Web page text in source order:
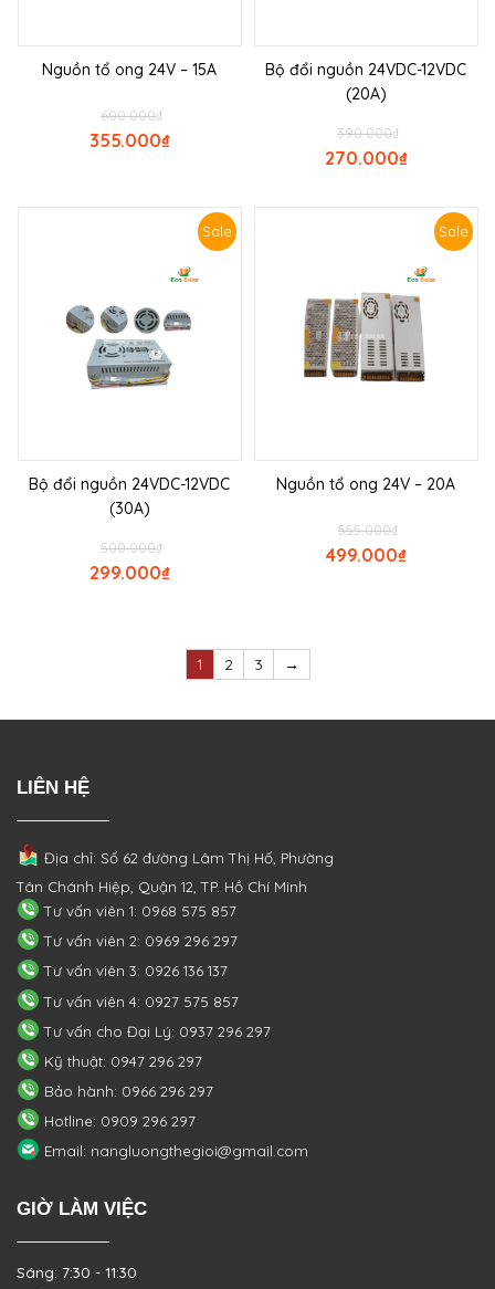
Nguồn tổ ong 24V – 15A
₫
600.000
₫
355.000
Bộ đổi nguồn 24VDC-12VDC
(20A)
₫
390.000
₫
270.000
Sale
Bộ đổi nguồn 24VDC-12VDC
(30A)
₫
500.000
₫
299.000
Sale
Nguồn tổ ong 24V – 20A
₫
555.000
₫
499.000
1 2 3 →
LIÊN HỆ
Địa chỉ: Số 62 đường Lâm Thị Hố, Phường
Tân Chánh Hiệp, Quận 12, TP. Hồ Chí Minh
Tư vấn viên 1: 0968 575 857
Tư vấn viên 2: 0969 296 297
Tư vấn viên 3: 0926 136 137
Tư vấn viên 4: 0927 575 857
Tư vấn cho Đại Lý: 0937 296 297
Kỹ thuật: 0947 296 297
Bảo hành: 0966 296 297
Hotline: 0909 296 297
Email: nangluongthegioi@gmail.com
GIỜ LÀM VIỆC
Sáng: 7:30 - 11:30